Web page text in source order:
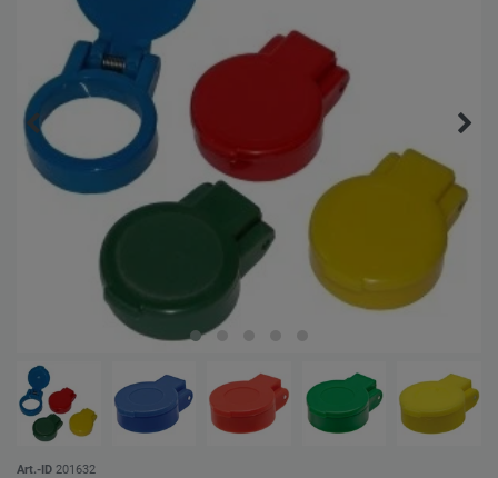
Art.-ID 201632